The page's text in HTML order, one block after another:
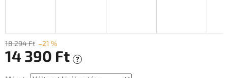
18 294 Ft –21 %
14 390 Ft ?
Egységár: